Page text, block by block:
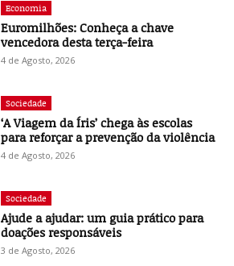
Economia
Euromilhões: Conheça a chave
vencedora desta terça-feira
4 de Agosto, 2026
Sociedade
‘A Viagem da Íris’ chega às escolas
para reforçar a prevenção da violência
4 de Agosto, 2026
Sociedade
Ajude a ajudar: um guia prático para
doações responsáveis
3 de Agosto, 2026